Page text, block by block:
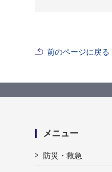
前のページに戻る
メニュー
防災・救急